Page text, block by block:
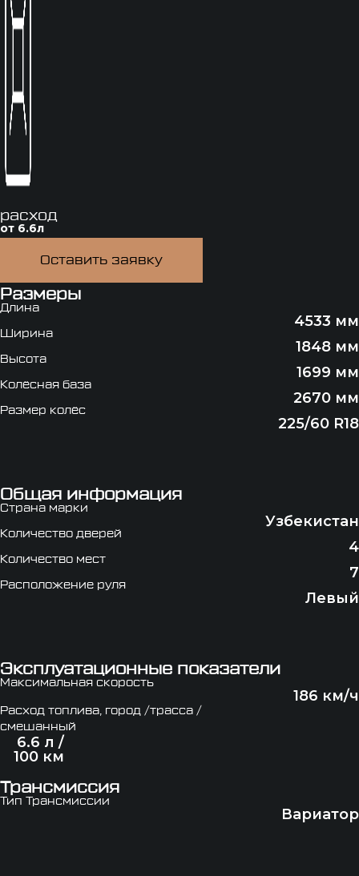
расход
от 6.6л
Оставить заявку
Размеры
Длина
4533 мм
Ширина
1848 мм
Высота
1699 мм
Колёсная база
2670 мм
Размер колёс
225/60 R18
Общая информация
Страна марки
Узбекистан
Количество дверей
4
Количество мест
7
Расположение руля
Левый
Эксплуатационные показатели
Максимальная скорость
186 км/ч
Расход топлива, город /трасса /
смешанный
6.6 л /
100 км
Трансмиссия
Тип Трансмиссии
Вариатор